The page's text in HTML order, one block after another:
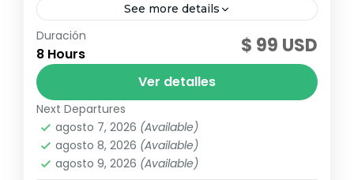
See more details
¡Vive una experiencia única con 7
actividades por el precio de 1! Disfruta de la
emoción de la tirolesa, siente la adrenalina
de los buggies,...
Republica Dominicana
Duración
8 Hours $ 99 USD
Ver detalles
Next Departures
agosto 7, 2026 (Available)
agosto 8, 2026 (Available)
agosto 9, 2026 (Available)